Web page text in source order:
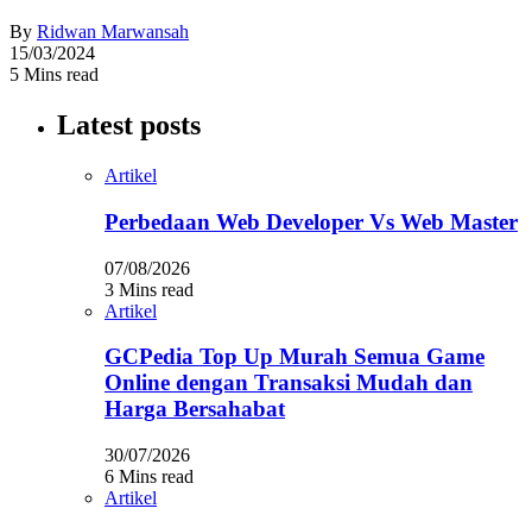
By Ridwan Marwansah
15/03/2024
5 Mins read
Latest posts
Artikel
Perbedaan Web Developer Vs Web Master
07/08/2026
3 Mins read
Artikel
GCPedia Top Up Murah Semua Game
Online dengan Transaksi Mudah dan
Harga Bersahabat
30/07/2026
6 Mins read
Artikel